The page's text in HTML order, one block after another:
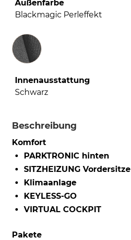
Außenfarbe
Blackmagic Perleffekt
Innenausstattung
Innenausstattung
Schwarz
Beschreibung
Komfort
PARKTRONIC hinten
SITZHEIZUNG Vordersitze
Klimaanlage
KEYLESS-GO
VIRTUAL COCKPIT
Pakete